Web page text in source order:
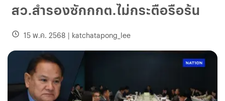
สว.สำรองซักกกต.ไม่กระตือรือร้น
15 พ.ค. 2568 | katchatapong_lee